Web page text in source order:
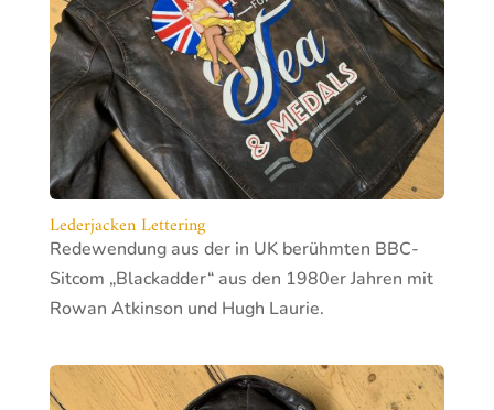
Lederjacken Lettering
Redewendung aus der in UK berühmten BBC-
Sitcom „Blackadder“ aus den 1980er Jahren mit
Rowan Atkinson und Hugh Laurie.